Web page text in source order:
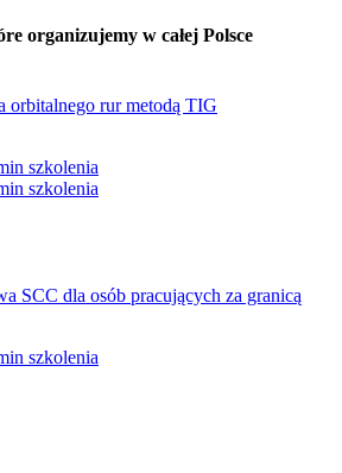
organizujemy w całej Polsce
orbitalnego rur metodą TIG
szkolenia
szkolenia
SCC dla osób pracujących za granicą
szkolenia